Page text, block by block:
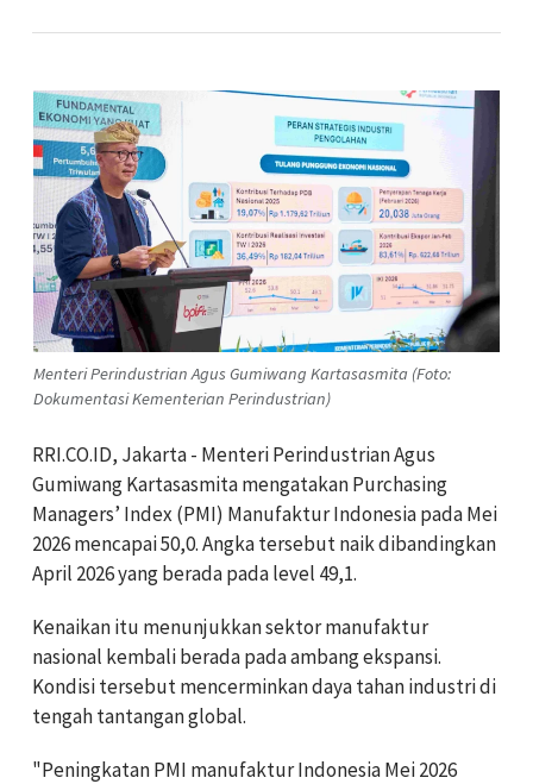
Menteri Perindustrian Agus Gumiwang Kartasasmita (Foto:
Dokumentasi Kementerian Perindustrian)
RRI.CO.ID, Jakarta - Menteri Perindustrian Agus
Gumiwang Kartasasmita mengatakan Purchasing
Managers’ Index (PMI) Manufaktur Indonesia pada Mei
2026 mencapai 50,0. Angka tersebut naik dibandingkan
April 2026 yang berada pada level 49,1.
Kenaikan itu menunjukkan sektor manufaktur
nasional kembali berada pada ambang ekspansi.
Kondisi tersebut mencerminkan daya tahan industri di
tengah tantangan global.
"Peningkatan PMI manufaktur Indonesia Mei 2026